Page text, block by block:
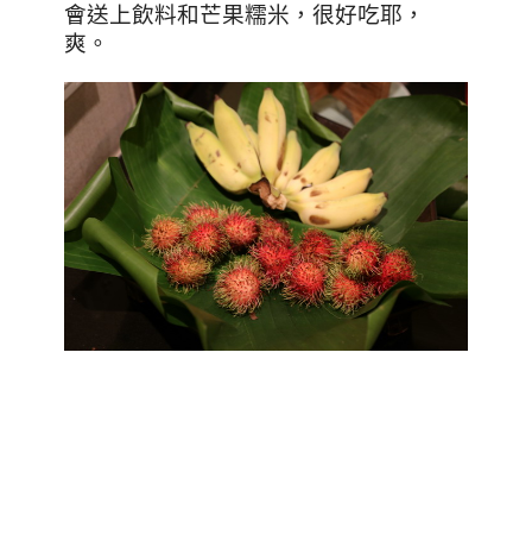
會送上飲料和芒果糯米，很好吃耶，
爽。